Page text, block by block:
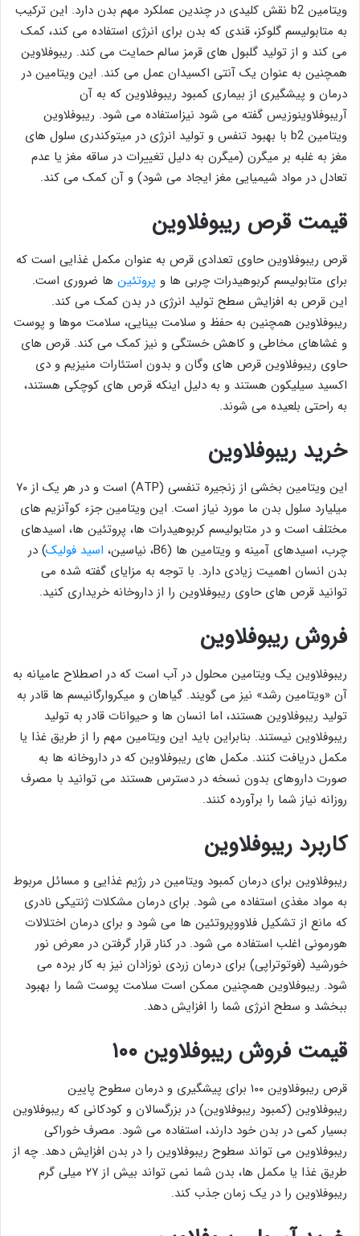
ویتامین b2 نقش کلیدی در چندین عملکرد مهم بدن دارد. این ترکیب
به متابولیسم گلوکز، قندی که بدن برای انرژی استفاده می کند، کمک
می کند و از تولید گلبول های قرمز سالم حمایت می کند. ریبوفلاوین
همچنین به عنوان یک آنتی اکسیدان عمل می کند. این ویتامین در
درمان و پیشگیری از بیماری کمبود ریبوفلاوین که به آن
آریبوفلاوینوزیس گفته می شود نیزاستفاده می شود. ریبوفلاوین
ویتامین b2 با بهبود تنفس و تولید انرژی در میتوکندری سلول های
مغز به غلبه بر میگرن (میگرن به دلیل تغییرات در ساقه مغز یا عدم
تعادل در مواد شیمیایی مغز ایجاد می شود) و آن کمک می کند.
قیمت قرص ریبوفلاوین
قرص ریبوفلاوین حاوی تعدادی قرص به عنوان مکمل غذایی است که
برای متابولیسم کربوهیدرات چربی ها و پروتئین ها ضروری است.
این قرص به افزایش سطح تولید انرژی در بدن کمک می کند.
ریبوفلاوین همچنین به حفظ و سلامت بینایی، سلامت موها و پوست
و غشاهای مخاطی و کاهش خستگی و نیز کمک می کند. قرص های
حاوی ریبوفلاوین قرص های وگان و بدون استئارات منیزیم و دی
اکسید سیلیکون هستند و به دلیل اینکه قرص های کوچکی هستند،
به راحتی بلعیده می شوند.
خرید ریبوفلاوین
این ویتامین بخشی از زنجیره تنفسی (ATP) است و در هر یک از ۷۰
میلیارد سلول بدن ما مورد نیاز است. این ویتامین جزء کوآنزیم های
مختلف است و در متابولیسم کربوهیدرات ها، پروتئین ها، اسیدهای
چرب، اسیدهای آمینه و ویتامین ها (B6، نیاسین،
اسید فولیک) در
بدن انسان اهمیت زیادی دارد. با توجه به مزایای گفته شده می
توانید قرص های حاوی ریبوفلاوین را از داروخانه خریداری کنید.
فروش ریبوفلاوین
ریبوفلاوین یک ویتامین محلول در آب است که در اصطلاح عامیانه به
آن «ویتامین رشد» نیز می گویند. گیاهان و میکروارگانیسم ها قادر به
تولید ریبوفلاوین هستند، اما انسان ها و حیوانات قادر به تولید
ریبوفلاوین نیستند. بنابراین باید این ویتامین مهم را از طریق غذا یا
مکمل دریافت کنند. مکمل های ریبوفلاوین که در داروخانه ها به
صورت داروهای بدون نسخه در دسترس هستند می توانید با مصرف
روزانه نیاز شما را برآورده کنند.
کاربرد ریبوفلاوین
ریبوفلاوین برای درمان کمبود ویتامین در رژیم غذایی و مسائل مربوط
به مواد مغذی استفاده می شود. برای درمان مشکلات ژنتیکی نادری
که مانع از تشکیل فلاووپروتئین ها می شود و برای درمان اختلالات
هورمونی اغلب استفاده می شود. در کنار قرار گرفتن در معرض نور
خورشید (فوتوتراپی) برای درمان زردی نوزادان نیز به کار برده می
شود. ریبوفلاوین همچنین ممکن است سلامت پوست شما را بهبود
ببخشد و سطح انرژی شما را افزایش دهد.
قیمت فروش ریبوفلاوین ۱۰۰
قرص ریبوفلاوین ۱۰۰ برای پیشگیری و درمان سطوح پایین
ریبوفلاوین (کمبود ریبوفلاوین) در بزرگسالان و کودکانی که ریبوفلاوین
بسیار کمی در بدن خود دارند، استفاده می شود. مصرف خوراکی
ریبوفلاوین می تواند سطوح ریبوفلاوین را در بدن افزایش دهد. چه از
طریق غذا یا مکمل ها، بدن شما نمی تواند بیش از ۲۷ میلی گرم
ریبوفلاوین را در یک زمان جذب کند.